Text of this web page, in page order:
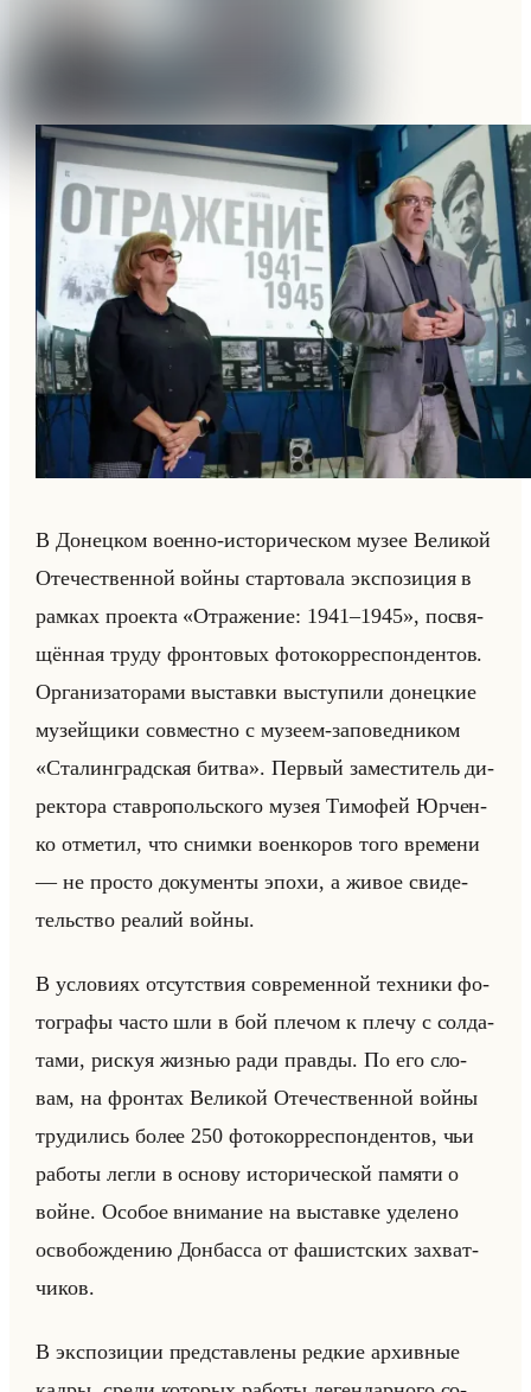
В До­нец­ком во­ен­но-ис­то­ри­че­ском музее Ве­ли­кой
Оте­че­ствен­ной войны стар­то­ва­ла экс­по­зи­ция в
рам­ках про­ек­та «Отражение: 1941–1945», по­свя­
щён­ная труду фрон­то­вых фо­то­кор­ре­спон­ден­тов.
Ор­га­ни­за­то­ра­ми вы­став­ки вы­сту­пи­ли до­нец­кие
му­зейщи­ки сов­мест­но с му­зе­ем-за­по­вед­ни­ком
«Сталинградская битва». Пер­вый за­ме­сти­тель ди­
рек­то­ра став­ро­польско­го музея Ти­мо­фей Юр­чен­
ко от­ме­тил, что сним­ки во­ен­ко­ров того вре­ме­ни
— не про­сто до­ку­мен­ты эпохи, а живое сви­де­
тельство ре­алий войны.
В усло­ви­ях от­сут­ствия со­вре­мен­ной тех­ни­ки фо­
то­гра­фы часто шли в бой пле­чом к плечу с сол­да­
та­ми, рискуя жиз­нью ради прав­ды. По его сло­
вам, на фрон­тах Ве­ли­кой Оте­че­ствен­ной войны
тру­ди­лись более 250 фо­то­кор­ре­спон­ден­тов, чьи
ра­бо­ты легли в ос­но­ву ис­то­ри­че­ской па­мя­ти о
войне. Осо­бое вни­ма­ние на вы­став­ке уде­ле­но
осво­бож­де­нию Дон­бас­са от фа­шист­ских за­хват­
чи­ков.
В экс­по­зи­ции пред­став­ле­ны ред­кие ар­хив­ные